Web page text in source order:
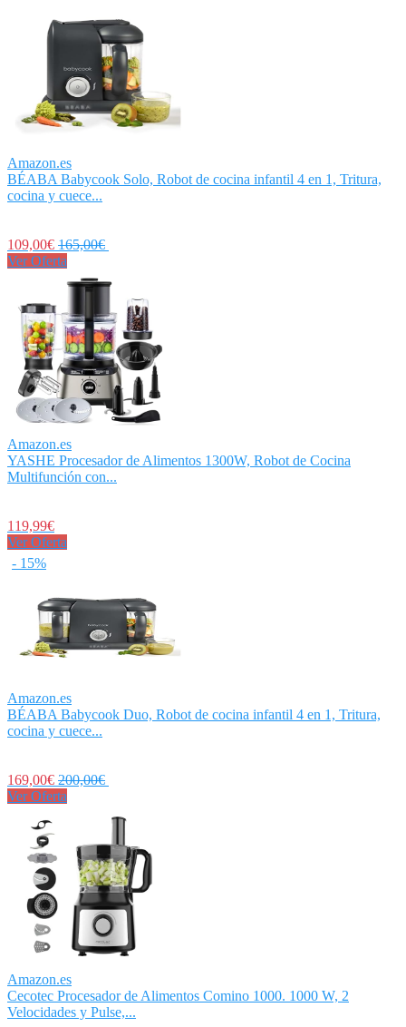
Amazon.es
BÉABA Babycook Solo, Robot de cocina infantil 4 en 1, Tritura,
cocina y cuece...
109,00€ 165,00€
Ver Oferta
Amazon.es
YASHE Procesador de Alimentos 1300W, Robot de Cocina
Multifunción con...
119,99€
Ver Oferta
- 15%
Amazon.es
BÉABA Babycook Duo, Robot de cocina infantil 4 en 1, Tritura,
cocina y cuece...
169,00€ 200,00€
Ver Oferta
Amazon.es
Cecotec Procesador de Alimentos Comino 1000. 1000 W, 2
Velocidades y Pulse,...